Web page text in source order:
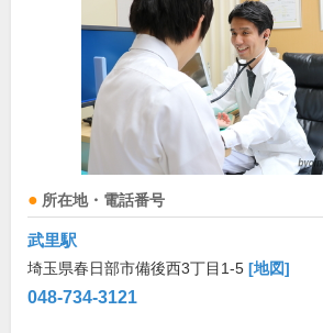
所在地・電話番号
武里駅
埼玉県春日部市備後西3丁目1-5 [地図]
048-734-3121